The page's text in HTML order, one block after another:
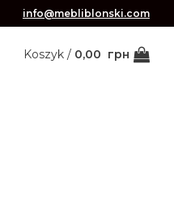
info@mebliblonski.com
Koszyk / 0,00 грн